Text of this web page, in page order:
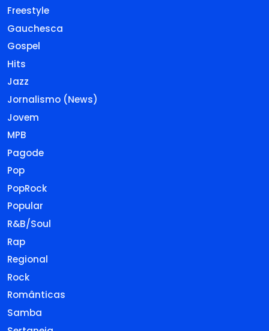
Freestyle
Gauchesca
Gospel
Hits
Jazz
Jornalismo (News)
Jovem
MPB
Pagode
Pop
PopRock
Popular
R&B/Soul
Rap
Regional
Rock
Românticas
Samba